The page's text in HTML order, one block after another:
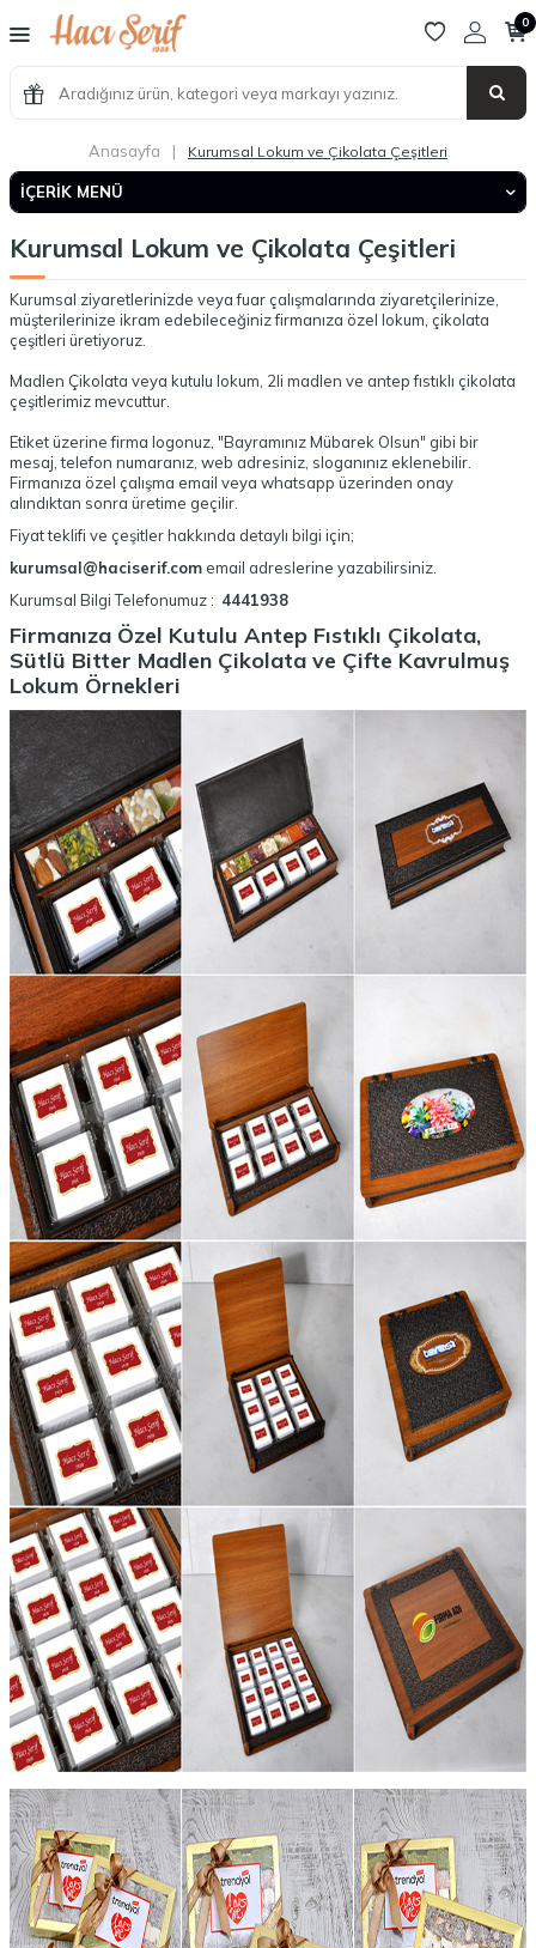
0
Anasayfa | Kurumsal Lokum ve Çikolata Çeşitleri
İÇERIK MENÜ
Kurumsal Lokum ve Çikolata Çeşitleri
Kurumsal ziyaretlerinizde veya fuar çalışmalarında ziyaretçilerinize,
müşterilerinize ikram edebileceğiniz firmanıza özel lokum, çikolata
çeşitleri üretiyoruz.
Madlen Çikolata veya kutulu lokum, 2li madlen ve antep fıstıklı çikolata
çeşitlerimiz mevcuttur.
Etiket üzerine firma logonuz, "Bayramınız Mübarek Olsun" gibi bir
mesaj, telefon numaranız, web adresiniz, sloganınız eklenebilir.
Firmanıza özel çalışma email veya whatsapp üzerinden onay
alındıktan sonra üretime geçilir.
Fiyat teklifi ve çeşitler hakkında detaylı bilgi için;
kurumsal@haciserif.com email adreslerine yazabilirsiniz.
Kurumsal Bilgi Telefonumuz : 4441938
Firmanıza Özel Kutulu Antep Fıstıklı Çikolata,
Sütlü Bitter Madlen Çikolata ve Çifte Kavrulmuş
Lokum Örnekleri